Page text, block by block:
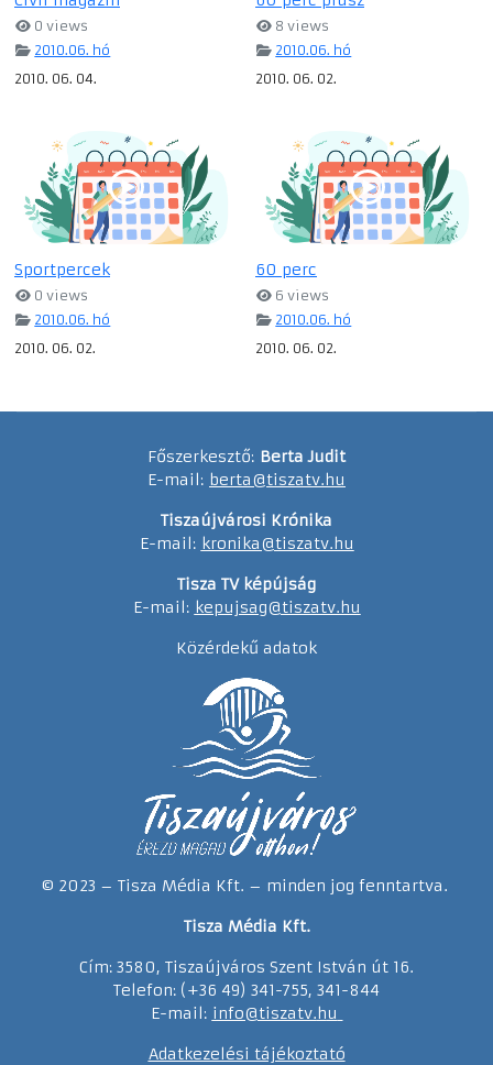
0 views
2010.06. hó
2010. 06. 04.
8 views
2010.06. hó
2010. 06. 02.
Sportpercek
0 views
2010.06. hó
2010. 06. 02.
60 perc
6 views
2010.06. hó
2010. 06. 02.
Főszerkesztő: Berta Judit
E-mail: berta@tiszatv.hu
Tiszaújvárosi Krónika
E-mail: kronika@tiszatv.hu
Tisza TV képújság
E-mail: kepujsag@tiszatv.hu
Közérdekű adatok
© 2023 – Tisza Média Kft. – minden jog fenntartva.
Tisza Média Kft.
Cím: 3580, Tiszaújváros Szent István út 16.
Telefon: (+36 49) 341-755, 341-844
E-mail: info@tiszatv.hu
Adatkezelési tájékoztató